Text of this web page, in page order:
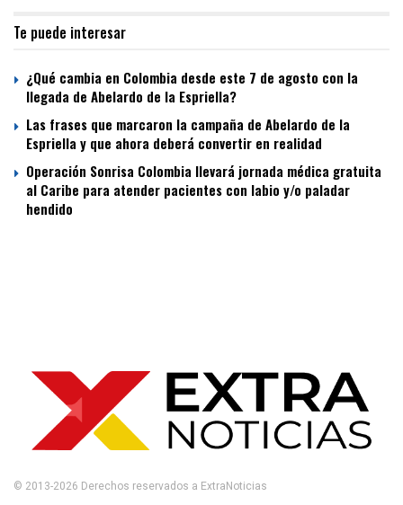
Te puede interesar
¿Qué cambia en Colombia desde este 7 de agosto con la
llegada de Abelardo de la Espriella?
Las frases que marcaron la campaña de Abelardo de la
Espriella y que ahora deberá convertir en realidad
Operación Sonrisa Colombia llevará jornada médica gratuita
al Caribe para atender pacientes con labio y/o paladar
hendido
© 2013-2026 Derechos reservados a ExtraNoticias